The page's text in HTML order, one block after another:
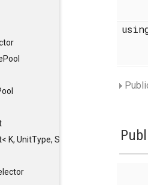
K, UnitType, SIZE >